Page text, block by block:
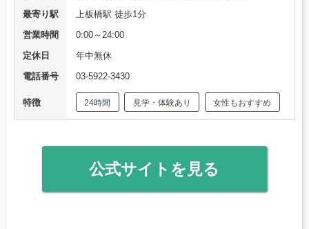
最寄り駅
上板橋駅 徒歩1分
営業時間
0:00～24:00
定休日
年中無休
電話番号
03-5922-3430
特徴 24時間 見学・体験あり 女性もおすすめ
公式サイトを見る